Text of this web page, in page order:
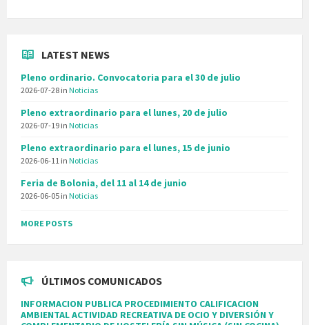
LATEST NEWS
Pleno ordinario. Convocatoria para el 30 de julio
2026-07-28 in Noticias
Pleno extraordinario para el lunes, 20 de julio
2026-07-19 in Noticias
Pleno extraordinario para el lunes, 15 de junio
2026-06-11 in Noticias
Feria de Bolonia, del 11 al 14 de junio
2026-06-05 in Noticias
MORE POSTS
ÚLTIMOS COMUNICADOS
INFORMACION PUBLICA PROCEDIMIENTO CALIFICACION
AMBIENTAL ACTIVIDAD RECREATIVA DE OCIO Y DIVERSIÓN Y